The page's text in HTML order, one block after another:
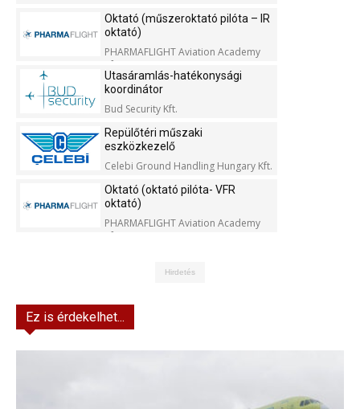
Oktató (műszeroktató pilóta – IR
oktató)
PHARMAFLIGHT Aviation Academy
Kft.
Utasáramlás-hatékonysági
koordinátor
Bud Security Kft.
Repülőtéri műszaki
eszközkezelő
Celebi Ground Handling Hungary Kft.
Oktató (oktató pilóta- VFR
oktató)
PHARMAFLIGHT Aviation Academy
Kft.
Hirdetés
Ez is érdekelhet...